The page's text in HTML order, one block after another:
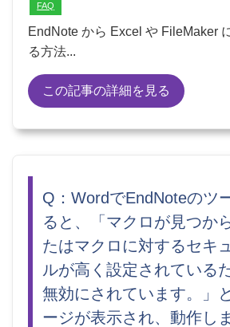
FAQ
EndNote から Excel や FileMaker
る方法...
この記事の詳細を見る
Q：WordでEndNoteのツ
ると、「マクロが見つか
たはマクロに対するセキ
ルが高く設定されている
無効にされています。」
ージが表示され、動作し